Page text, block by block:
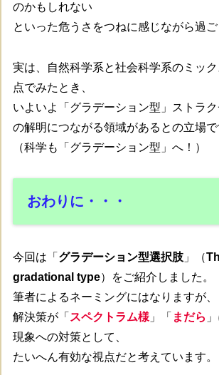
のかもしれない
といった危うさをつねに感じながら過ご
実は、自然科学系と社会科学系のミッ
点でみたとき、
いよいよ「グラデーション型」ストラク
の解明につながる領域があるとの立場で
（科学も「グラデーション型」へ！）
おわりに・・・
今回は「 グラデーション型選択肢 」（
gradational type）をご紹介しました。
筆者によるネーミングにはなりますが、
解決策が「 スペクトラム様 」「 まだら
現象への対策として、
たいへん有効な視点だと考えています。